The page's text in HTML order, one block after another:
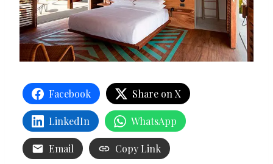
Facebook Share on X
LinkedIn WhatsApp
Email Copy Link